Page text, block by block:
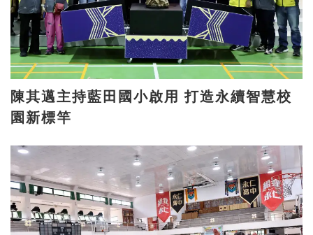
陳其邁主持藍田國小啟用 打造永續智慧校
園新標竿